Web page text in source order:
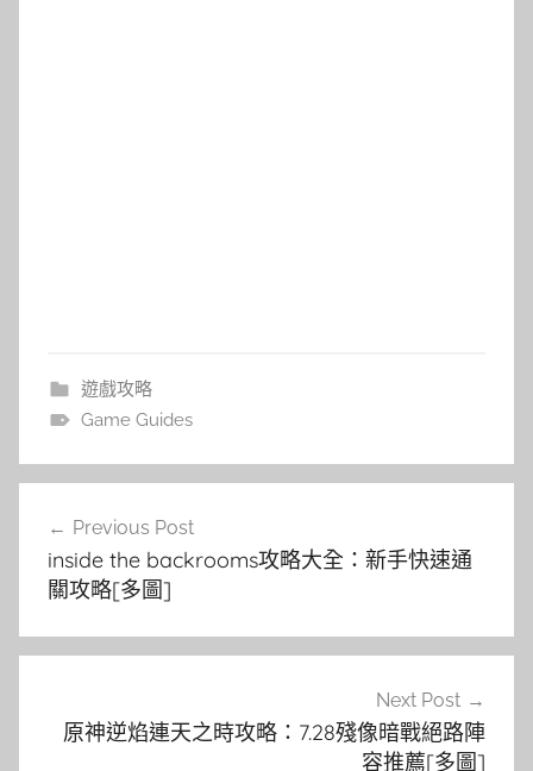
遊戲攻略
Game Guides
覽
Previous Post
inside the backrooms攻略大全：新手快速通
關攻略[多圖]
Next Post
原神逆焰連天之時攻略：7.28殘像暗戰絕路陣
容推薦[多圖]